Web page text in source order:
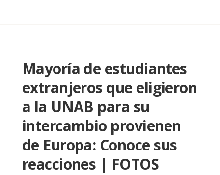
Mayoría de estudiantes
extranjeros que eligieron
a la UNAB para su
intercambio provienen
de Europa: Conoce sus
reacciones | FOTOS